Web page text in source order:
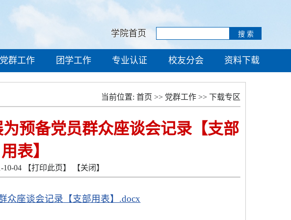
学院首页
党群工作 团学工作 专业认证 校友分会 资料下载
当前位置: 首页 >> 党群工作 >> 下载专区
为预备党员群众座谈会记录【支部
用表】
10-04 【打印此页】 【关闭】
众座谈会记录【支部用表】.docx